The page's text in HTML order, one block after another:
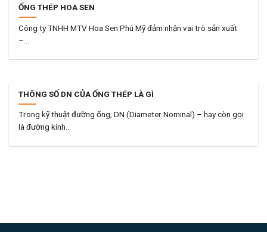
ỐNG THÉP HOA SEN
Công ty TNHH MTV Hoa Sen Phú Mỹ đảm nhận vai trò sản xuất
–...
THÔNG SỐ DN CỦA ỐNG THÉP LÀ GÌ
Trong kỹ thuật đường ống, DN (Diameter Nominal) – hay còn gọi
là đường kính...